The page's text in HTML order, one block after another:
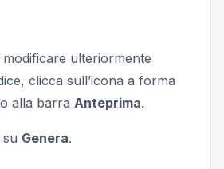
modificare ulteriormente
clicca sull’icona a forma
alla barra Anteprima.
su Genera.